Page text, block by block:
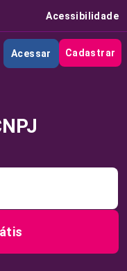
Acessibilidade
Acessar Cadastrar